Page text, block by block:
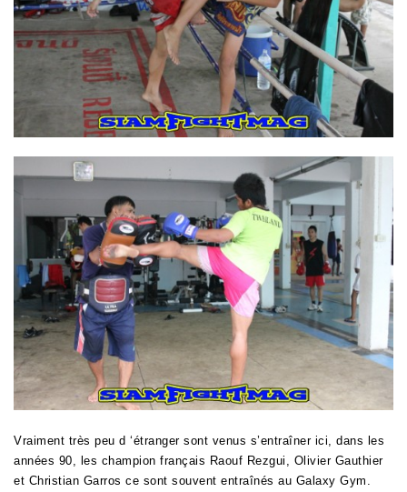
Vraiment très peu d ‘étranger sont venus s’entraîner ici, dans les
années 90, les champion français Raouf Rezgui, Olivier Gauthier
et Christian Garros ce sont souvent entraînés au Galaxy Gym.